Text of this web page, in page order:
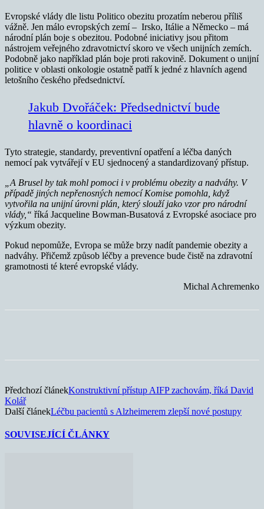
Evropské vlády dle listu Politico obezitu prozatím neberou příliš
vážně. Jen málo evropských zemí – Irsko, Itálie a Německo – má
národní plán boje s obezitou. Podobné iniciativy jsou přitom
nástrojem veřejného zdravotnictví skoro ve všech unijních zemích.
Podobně jako například plán boje proti rakovině. Dokument o unijní
politice v oblasti onkologie ostatně patří k jedné z hlavních agend
letošního českého předsednictví.
Jakub Dvořáček: Předsednictví bude
hlavně o koordinaci
Tyto strategie, standardy, preventivní opatření a léčba daných
nemocí pak vytvářejí v EU sjednocený a standardizovaný přístup.
„A Brusel by tak mohl pomoci i v problému obezity a nadváhy. V
případě jiných nepřenosných nemocí Komise pomohla, když
vytvořila na unijní úrovni plán, který slouží jako vzor pro národní
vlády,“ říká Jacqueline Bowman-Busatová z Evropské asociace pro
výzkum obezity.
Pokud nepomůže, Evropa se může brzy nadít pandemie obezity a
nadváhy. Přičemž způsob léčby a prevence bude čistě na zdravotní
gramotnosti té které evropské vlády.
Michal Achremenko
Předchozí článekKonstruktivní přístup AIFP zachovám, říká David
Kolář
Další článekLéčbu pacientů s Alzheimerem zlepší nové postupy
SOUVISEJÍCÍ ČLÁNKY